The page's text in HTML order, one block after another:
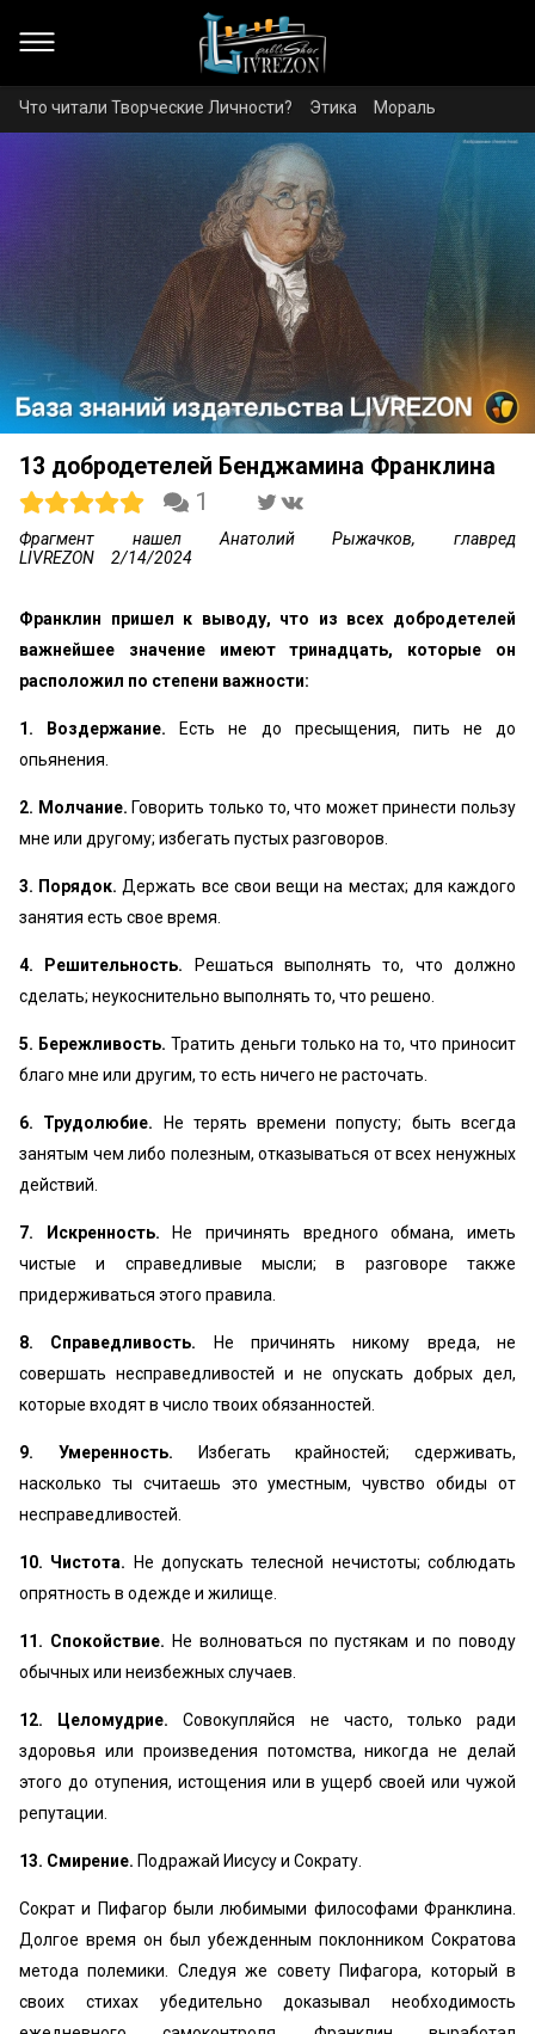
Что читали Творческие Личности? Этика Мораль
13 добродетелей Бенджамина Франклина
1
Фрагмент нашел Анатолий Рыжачков, главред
LIVREZON
2/14/2024
Франклин пришел к выводу, что из всех добродетелей
важнейшее значение имеют тринадцать, которые он
расположил по степени важности:
1. Воздержание. Есть не до пресыщения, пить не до
опьянения.
2. Молчание. Говорить только то, что может принести пользу
мне или другому; избегать пустых разговоров.
3. Порядок. Держать все свои вещи на местах; для каждого
занятия есть свое время.
4. Решительность.
Решаться выполнять то, что должно
сделать; неукоснительно выполнять то, что решено.
5. Бережливость. Тратить деньги только на то, что приносит
благо мне или другим, то есть ничего не расточать.
6. Трудолюбие.
Не терять времени попусту; быть всегда
занятым чем либо полезным, отказываться от всех ненужных
действий.
7. Искренность.
Не причинять вредного обмана, иметь
чистые и справедливые мысли; в разговоре также
придерживаться этого правила.
8. Справедливость.
Не причинять никому вреда, не
совершать несправедливостей и не опускать добрых дел,
которые входят в число твоих обязанностей.
9. Умеренность.
Избегать крайностей; сдерживать,
насколько ты считаешь это уместным, чувство обиды от
несправедливостей.
10. Чистота.
Не допускать телесной нечистоты; соблюдать
опрятность в одежде и жилище.
11. Спокойствие. Не волноваться по пустякам и по поводу
обычных или неизбежных случаев.
12. Целомудрие.Совокупляйся не часто, только ради
здоровья или произведения потомства, никогда не делай
этого до отупения, истощения или в ущерб своей или чужой
репутации.
13. Смирение. Подражай Иисусу и Сократу.
Сократ и Пифагор были любимыми философами Франклина.
Долгое время он был убежденным поклонником Сократова
метода полемики. Следуя же совету Пифагора, который в
своих стихах убедительно доказывал необходимость